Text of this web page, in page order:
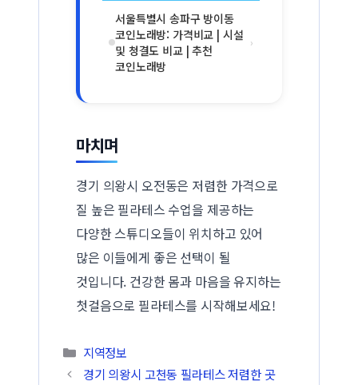
서울특별시 송파구 방이동
코인노래방: 가격비교 | 시설
및 청결도 비교 | 추천
코인노래방
›
마치며
경기 의왕시 오전동은 저렴한 가격으로
질 높은 필라테스 수업을 제공하는
다양한 스튜디오들이 위치하고 있어
많은 이들에게 좋은 선택이 될
것입니다. 건강한 몸과 마음을 유지하는
첫걸음으로 필라테스를 시작해보세요!
카테고리
지역정보
경기 의왕시 고천동 필라테스 저렴한 곳